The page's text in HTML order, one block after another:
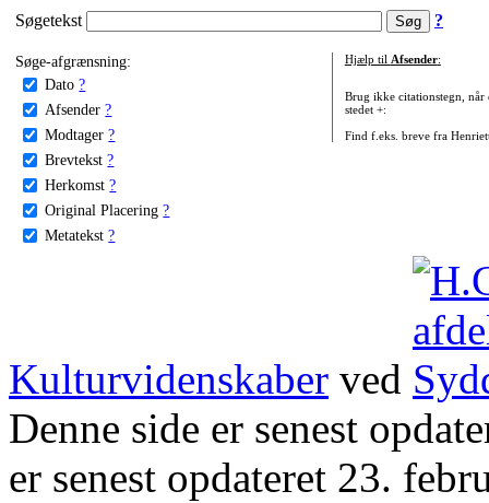
Søgetekst ?
Søge-afgrænsning:
Dato ?
Afsender ?
Modtager ?
Brevtekst ?
Herkomst ?
Original Placering ?
Metatekst ?
Hjælp til Afsender:
Brug ikke citationstegn, når
stedet +:
Find f.eks. breve fra
Kulturvidenskaber ved
Denne side er senest
er senest opdateret 23.